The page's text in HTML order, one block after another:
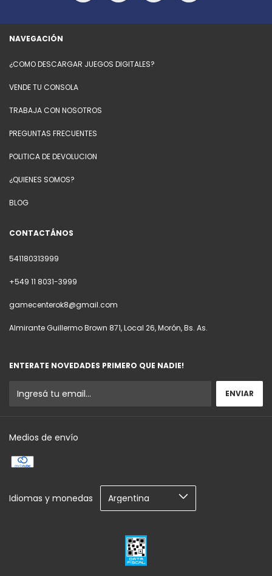
NAVEGACIÓN
¿COMO DESCARGAR JUEGOS DIGITALES?
VENDE TU CONSOLA
TRABAJA CON NOSOTROS
PREGUNTAS FRECUENTES
POLITICA DE DEVOLUCION
¿QUIENES SOMOS?
BLOG
CONTACTÁNOS
541180313999
+549 11 8031-3999
gamecenterok8@gmail.com
Almirante Guillermo Brown 871, Local 26, Morón, Bs. As.
ENTERATE NOVEDADES PRIMERO QUE NADIE!
Medios de envío
Idiomas y monedas